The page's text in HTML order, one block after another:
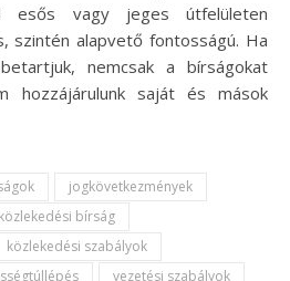
esős vagy jeges útfelületen
szintén alapvető fontosságú. Ha
nemcsak a bírságokat
hozzájárulunk saját és mások
jogkövetkezmények
közlekedési bírság
közlekedési szabályok
vezetési szabályok